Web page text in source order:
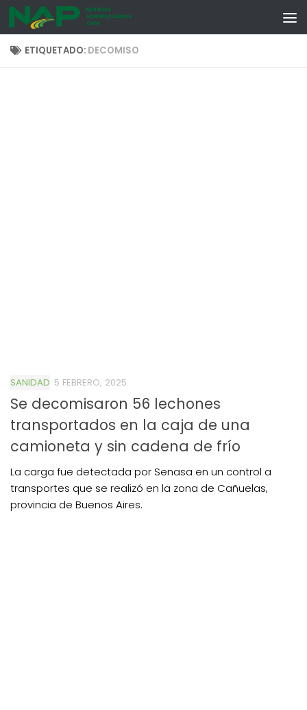
Skip to content
ETIQUETADO: DECOMISO
SANIDAD 5 FEBRERO, 2025
Se decomisaron 56 lechones
transportados en la caja de una
camioneta y sin cadena de frío
La carga fue detectada por Senasa en un control a
transportes que se realizó en la zona de Cañuelas,
provincia de Buenos Aires.